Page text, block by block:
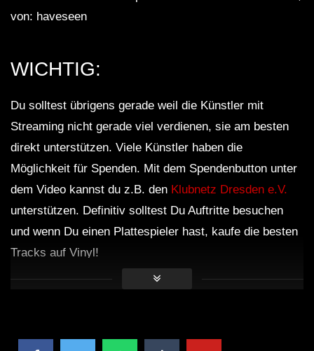
Peaceful Instrumental music | Slow
Unreal | Chill Mix
Long Playlist | Background Music for
Relax
Stay | Chillstep Mix
von: haveseen
WICHTIG:
Du solltest übrigens gerade weil die Künstler mit
Streaming nicht gerade viel verdienen, sie am besten
direkt unterstützen. Viele Künstler haben die
Möglichkeit für Spenden. Mit dem Spendenbutton unter
dem Video kannst du z.B. den Klubnetz Dresden e.V.
unterstützen. Definitiv solltest Du Auftritte besuchen
und wenn Du einen Plattespieler hast, kaufe die besten
Tracks auf Vinyl!